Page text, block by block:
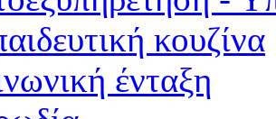
κουζίνα
ένταξη